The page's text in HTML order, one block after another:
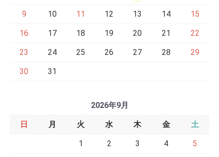
9 10 11 12 13 14 15
16 17 18 19 20 21 22
23 24 25 26 27 28 29
30 31
2026年9月
日 月 火 水 木 金 土
1 2 3 4 5